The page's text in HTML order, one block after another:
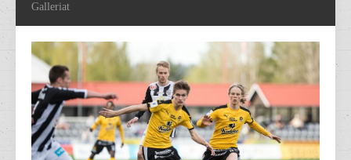
Galleriat